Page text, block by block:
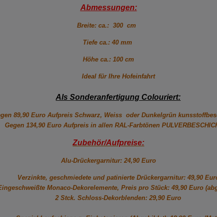
Abmessungen:
Breite: ca.: 300 cm
Tiefe ca.: 40 mm
Höhe ca.: 100 cm
Ideal für Ihre Hofeinfahrt
Als Sonderanfertigung Colouriert:
89,90 Euro Aufpreis Schwarz, Weiss oder Dunkelgrün
Gegen 134,90 Euro Aufpreis in allen RAL-Farbtönen
Zubehör/Aufpreise:
Alu-Drückergarnitur: 24,90 Euro
Verzinkte, geschmiedete und patinierte Drückergarnitur: 49,90
Monaco-Dekorelemente, Preis pro Stück: 49,90 Euro
2 Stck. Schloss-Dekorblenden: 29,90 Euro